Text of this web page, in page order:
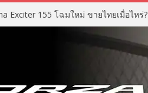
Exciter 155 โฉมใหม่ ขายไทยเมื่อไหร่?